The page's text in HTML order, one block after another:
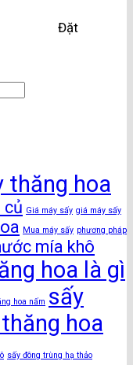
Đặt
thăng hoa
củ Giá máy sấy giá máy sấy
Mua máy sấy phương pháp
mía khô
hoa là gì
hoa nấm sấy
hoa
sấy đông trùng hạ thảo